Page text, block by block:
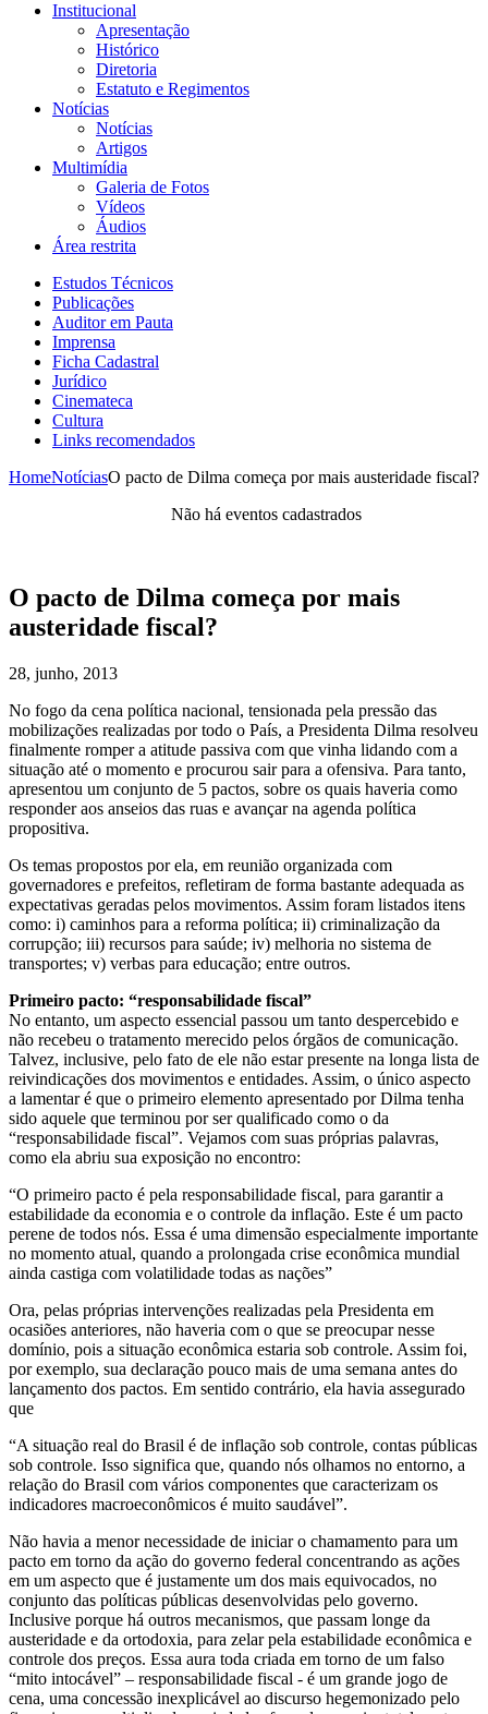
Institucional
Apresentação
Histórico
Diretoria
Estatuto e Regimentos
Notícias
Notícias
Artigos
Multimídia
Galeria de Fotos
Vídeos
Áudios
Área restrita
Estudos Técnicos
Publicações
Auditor em Pauta
Imprensa
Ficha Cadastral
Jurídico
Cinemateca
Cultura
Links recomendados
HomeNotíciasO pacto de Dilma começa por mais austeridade fiscal?
Não há eventos cadastrados
O pacto de Dilma começa por mais
austeridade fiscal?
28, junho, 2013
No fogo da cena política nacional, tensionada pela pressão das
mobilizações realizadas por todo o País, a Presidenta Dilma resolveu
finalmente romper a atitude passiva com que vinha lidando com a
situação até o momento e procurou sair para a ofensiva. Para tanto,
apresentou um conjunto de 5 pactos, sobre os quais haveria como
responder aos anseios das ruas e avançar na agenda política
propositiva.
Os temas propostos por ela, em reunião organizada com
governadores e prefeitos, refletiram de forma bastante adequada as
expectativas geradas pelos movimentos. Assim foram listados itens
como: i) caminhos para a reforma política; ii) criminalização da
corrupção; iii) recursos para saúde; iv) melhoria no sistema de
transportes; v) verbas para educação; entre outros.
Primeiro pacto: “responsabilidade fiscal”
No entanto, um aspecto essencial passou um tanto despercebido e
não recebeu o tratamento merecido pelos órgãos de comunicação.
Talvez, inclusive, pelo fato de ele não estar presente na longa lista de
reivindicações dos movimentos e entidades. Assim, o único aspecto
a lamentar é que o primeiro elemento apresentado por Dilma tenha
sido aquele que terminou por ser qualificado como o da
“responsabilidade fiscal”. Vejamos com suas próprias palavras,
como ela abriu sua exposição no encontro:
“O primeiro pacto é pela responsabilidade fiscal, para garantir a
estabilidade da economia e o controle da inflação. Este é um pacto
perene de todos nós. Essa é uma dimensão especialmente importante
no momento atual, quando a prolongada crise econômica mundial
ainda castiga com volatilidade todas as nações”
Ora, pelas próprias intervenções realizadas pela Presidenta em
ocasiões anteriores, não haveria com o que se preocupar nesse
domínio, pois a situação econômica estaria sob controle. Assim foi,
por exemplo, sua declaração pouco mais de uma semana antes do
lançamento dos pactos. Em sentido contrário, ela havia assegurado
que
“A situação real do Brasil é de inflação sob controle, contas públicas
sob controle. Isso significa que, quando nós olhamos no entorno, a
relação do Brasil com vários componentes que caracterizam os
indicadores macroeconômicos é muito saudável”.
Não havia a menor necessidade de iniciar o chamamento para um
pacto em torno da ação do governo federal concentrando as ações
em um aspecto que é justamente um dos mais equivocados, no
conjunto das políticas públicas desenvolvidas pelo governo.
Inclusive porque há outros mecanismos, que passam longe da
austeridade e da ortodoxia, para zelar pela estabilidade econômica e
controle dos preços. Essa aura toda criada em torno de um falso
“mito intocável” – responsabilidade fiscal - é um grande jogo de
cena, uma concessão inexplicável ao discurso hegemonizado pelo